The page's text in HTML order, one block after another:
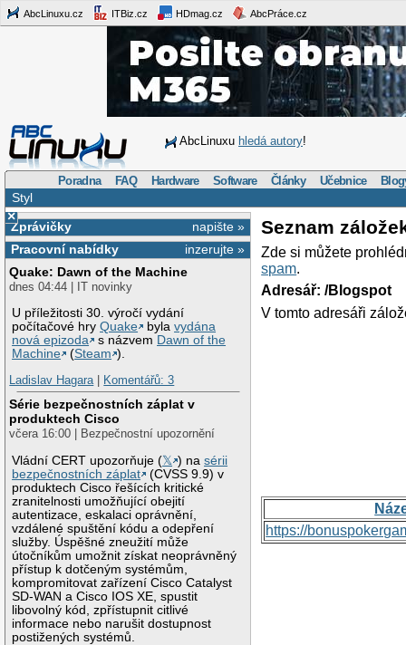
AbcLinuxu.cz ITBiz.cz HDmag.cz AbcPráce.cz
AbcLinuxu hledá autory!
Poradna FAQ Hardware Software Články Učebnice
Styl
×
napište »
Zprávičky
inzerujte »
Pracovní nabídky
Quake: Dawn of the Machine
dnes 04:44 | IT novinky
U příležitosti 30. výročí vydání
počítačové hryQuake bylavydána
nová epizoda
s názvem Dawn of the
Machine
(Steam ).
Ladislav Hagara| Komentářů: 3
Série bezpečnostních záplat v
produktech Cisco
včera 16:00 | Bezpečnostní upozornění
Vládní CERT upozorňuje (𝕏 ) nasérii
bezpečnostních záplat
(CVSS 9.9) v
produktech Cisco řešících kritické
zranitelnosti umožňující obejití
autentizace, eskalaci oprávnění,
vzdálené spuštění kódu a odepření
služby. Úspěšné zneužití může
útočníkům umožnit získat neoprávněný
přístup k dotčeným systémům,
kompromitovat zařízení Cisco Catalyst
SD-WAN a Cisco IOS XE, spustit
libovolný kód, zpřístupnit citlivé
informace nebo narušit dostupnost
postižených systémů.
Seznam
Zde si můžete
spam.
Adresář: /Blogspot
V tomto adresáři
https://